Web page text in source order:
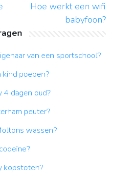
Hoe werkt een wifi
babyfoon?
van een sportschool?
kind poepen?
4 dagen oud?
peuter?
wassen?
kopstoten?